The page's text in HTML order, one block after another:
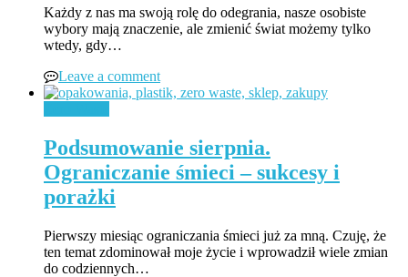
Każdy z nas ma swoją rolę do odegrania, nasze osobiste
wybory mają znaczenie, ale zmienić świat możemy tylko
wtedy, gdy…
Leave a comment
Podsumowanie sierpnia.
Ograniczanie śmieci – sukcesy i
porażki
Pierwszy miesiąc ograniczania śmieci już za mną. Czuję, że
ten temat zdominował moje życie i wprowadził wiele zmian
do codziennych…